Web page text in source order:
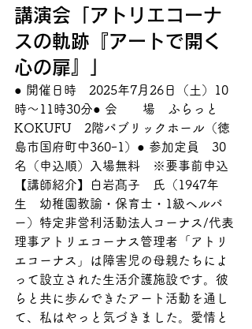
講演会「アトリエコーナ
スの軌跡『アートで開く
心の扉』」
● 開催日時　2025年7月26日（土）10
時～11時30分● 会　　場　ふらっと
KOKUFU　2階パブリックホール（徳
島市国府町中360ｰ1）● 参加定員　30
名（申込順）入場無料　※要事前申込
【講師紹介】白岩髙子　氏（1947年
生　幼稚園教諭・保育士・1級ヘルパ
ー）特定非営利活動法人コーナス/代表
理事アトリエコーナス管理者「アトリ
エコーナス」は障害児の母親たちによ
って設立された生活介護施設です。彼
らと共に歩んできたアート活動を通し
て、私はやっと気づきました。愛情と